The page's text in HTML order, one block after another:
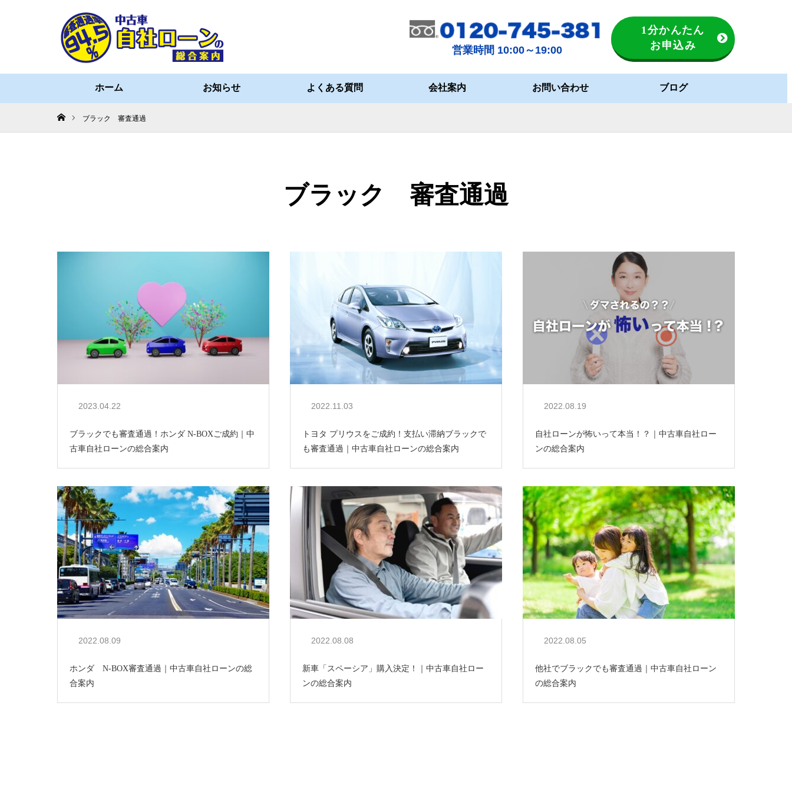
営業時間 10:00～19:00
1分かんたん
お申込み
ホーム お知らせ よくある質問 会社案内 お問い合わせ ブログ
ブラック 審査通過
ブラック 審査通過
2023.04.22
ブラックでも審査通過！ホンダ N-BOXご成約｜中
古車自社ローンの総合案内
2022.11.03
トヨタ プリウスをご成約！支払い滞納ブラックで
も審査通過｜中古車自社ローンの総合案内
2022.08.19
自社ローンが怖いって本当！？｜中古車自社ロー
ンの総合案内
2022.08.09
ホンダ N-BOX審査通過｜中古車自社ローンの総
合案内
2022.08.08
新車「スペーシア」購入決定！｜中古車自社ロー
ンの総合案内
2022.08.05
他社でブラックでも審査通過｜中古車自社ローン
の総合案内